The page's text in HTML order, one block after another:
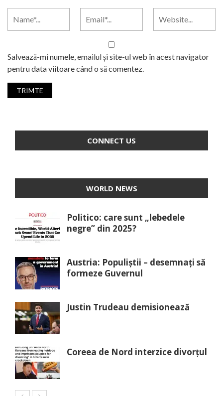
Salvează-mi numele, emailul și site-ul web în acest navigator
pentru data viitoare când o să comentez.
CONNECT US
WORLD NEWS
Politico: care sunt „lebedele
negre” din 2025?
Austria: Populiștii – desemnați să
formeze Guvernul
Justin Trudeau demisionează
Coreea de Nord interzice divorțul